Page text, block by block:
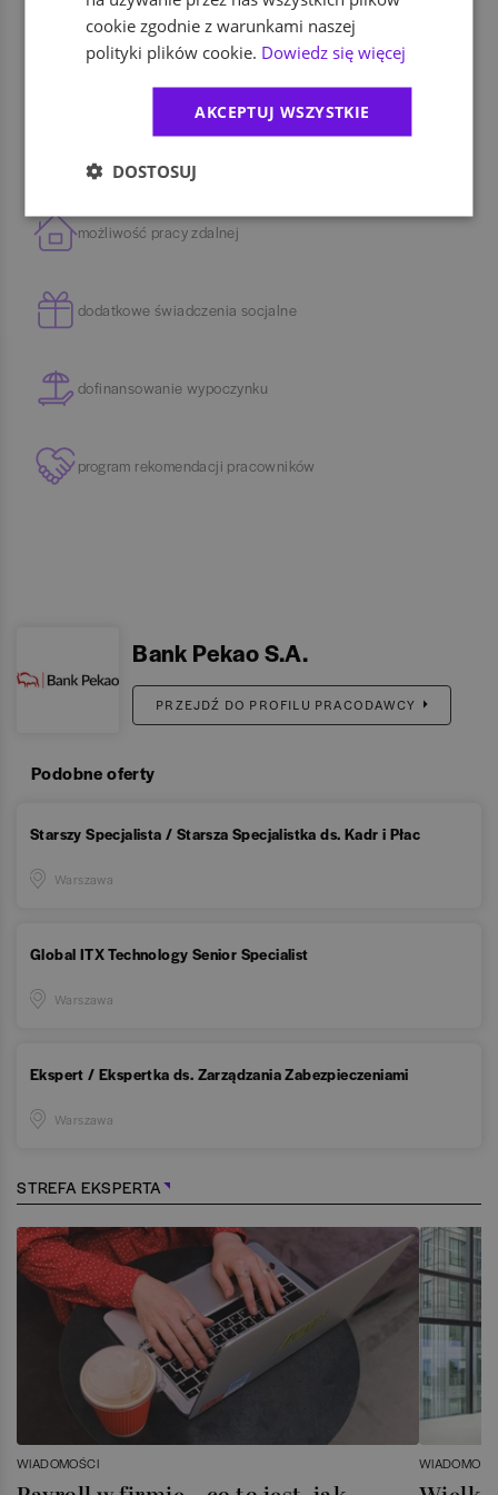
możliwość pracy zdalnej
dodatkowe świadczenia socjalne
dofinansowanie wypoczynku
program rekomendacji pracowników
Bank Pekao S.A.
PRZEJDŹ DO PROFILU PRACODAWCY
Podobne oferty
Starszy Specjalista / Starsza Specjalistka ds. Kadr i Płac
Warszawa
Global ITX Technology Senior Specialist
Warszawa
Ekspert / Ekspertka ds. Zarządzania Zabezpieczeniami
Warszawa
STREFA EKSPERTA
WIADOMOŚCI
cookie zgodnie z warunkami naszej
polityki plików cookie. Dowiedz się więcej
AKCEPTUJ WSZYSTKIE
DOSTOSUJ